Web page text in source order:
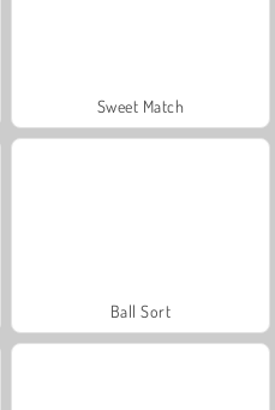
Sweet Match
Ball Sort